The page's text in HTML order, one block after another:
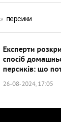
» персики
Експерти
спосіб
персиків: що
26-08-2024, 17:05